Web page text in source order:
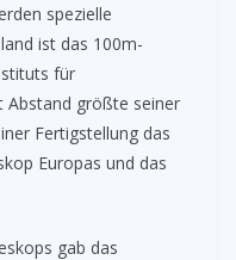
spezielle
ist das 100m-
für
Abstand größte seiner
Fertigstellung das
Europas und das
gab das